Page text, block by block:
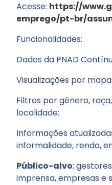
Acesse: https://
emprego/pt-br/
Funcionalidades:
Dados da PNAD
Visualizações por
Filtros por gênero,
localidade;
Informações
informalidade, renda,
Público-alvo:
imprensa, empresas e